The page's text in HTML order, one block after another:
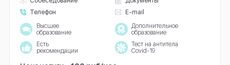
Телефон
E-mail
Высшее
образование
Дополнительное
образование
Есть
рекомендации
Тест на антитела
Covid-19